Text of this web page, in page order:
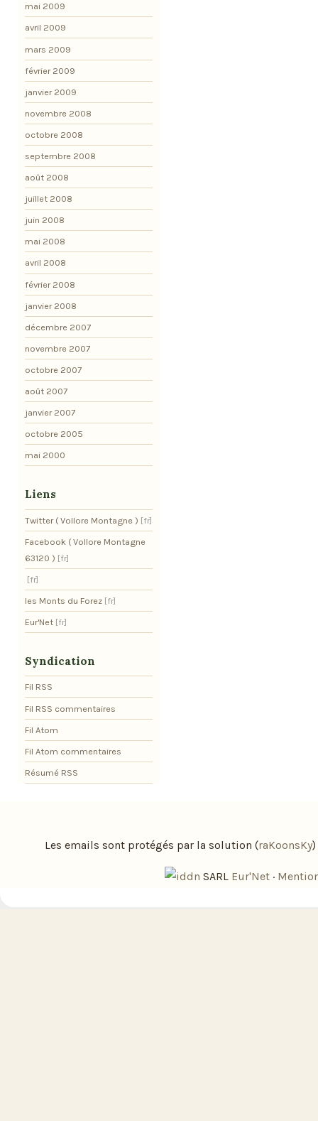
mai 2009
avril 2009
mars 2009
février 2009
janvier 2009
novembre 2008
octobre 2008
septembre 2008
août 2008
juillet 2008
juin 2008
mai 2008
avril 2008
février 2008
janvier 2008
décembre 2007
novembre 2007
octobre 2007
août 2007
janvier 2007
octobre 2005
mai 2000
Liens
Twitter ( Vollore Montagne )
Facebook ( Vollore Montagne
63120 )
les Monts du Forez
Eur'Net
Syndication
Fil RSS
Fil RSS commentaires
Fil Atom
Fil Atom commentaires
Résumé RSS
Les emails sont protégés par la solution (raKoonsKy)
SARL Eur'Net ·